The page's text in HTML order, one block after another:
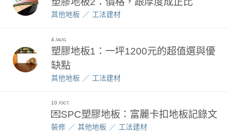
其他地板 工法建材
4 AUG.
塑膠地板1：一坪1200元的超值選與優
缺點
其他地板 工法建材
10 OCT.
💌SPC塑膠地板：富麗卡扣地板記錄文
裝修 其他地板 工法建材